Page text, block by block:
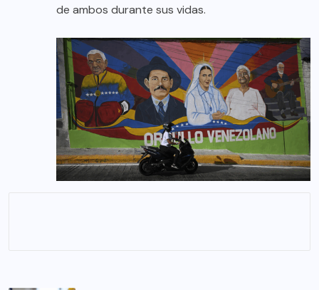
de ambos durante sus vidas.